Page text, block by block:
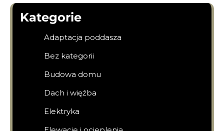
Kategorie
Adaptacja poddasza
Bez kategorii
Budowa domu
Dach i więźba
Elektryka